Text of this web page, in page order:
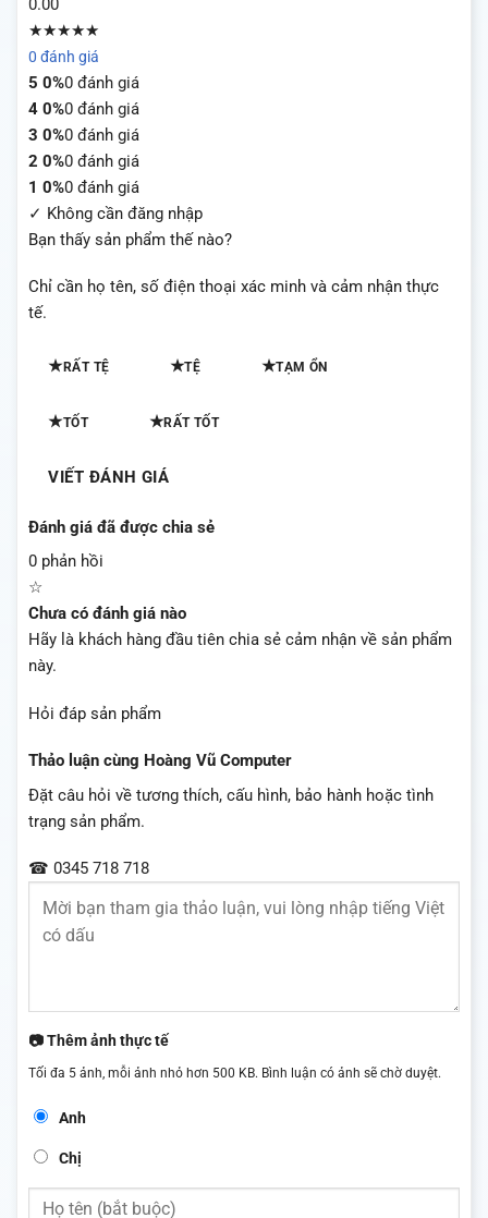
0.00
★★★★★
0 đánh giá
5 0%0 đánh giá
4 0%0 đánh giá
3 0%0 đánh giá
2 0%0 đánh giá
1 0%0 đánh giá
✓ Không cần đăng nhập
Bạn thấy sản phẩm thế nào?
Chỉ cần họ tên, số điện thoại xác minh và cảm nhận thực
tế.
★RẤT TỆ ★TỆ ★TẠM ỔN
★TỐT ★RẤT TỐT
VIẾT ĐÁNH GIÁ
Đánh giá đã được chia sẻ
0 phản hồi
☆
Chưa có đánh giá nào
Hãy là khách hàng đầu tiên chia sẻ cảm nhận về sản phẩm
này.
Hỏi đáp sản phẩm
Thảo luận cùng Hoàng Vũ Computer
Đặt câu hỏi về tương thích, cấu hình, bảo hành hoặc tình
trạng sản phẩm.
☎ 0345 718 718
📷 Thêm ảnh thực tế
Tối đa 5 ảnh, mỗi ảnh nhỏ hơn 500 KB. Bình luận có ảnh sẽ chờ duyệt.
Anh
Chị